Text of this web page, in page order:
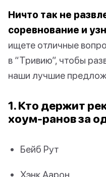
Ничто так не
соревнование и
ищете отличные
в “Тривию”, чтобы
наши лучшие
1. Кто держит
хоум-ранов за
Бейб Рут
Хэнк Аарон